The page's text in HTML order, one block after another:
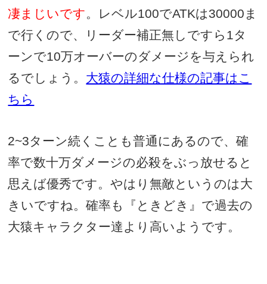
凄まじいです。レベル100でATKは30000 ま
で行くので、リーダー補正無しですら 1タ
ーンで10万オーバーのダメージを与えられ
るでしょう。 大猿の詳細な仕様の記事はこ
ちら
2~3ターン続くことも普通にあるので、確
率で数十万ダメージの必殺をぶっ放せると
思えば優秀です。やはり無敵というのは大
きいですね。確率も『ときどき』で過去の
大猿キャラクター達より高いようです。